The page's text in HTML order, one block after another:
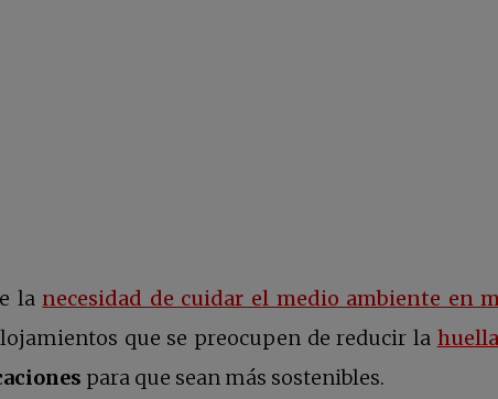
la necesidad de cuidar el medio ambiente en
que se preocupen de reducir la
para que sean más sostenibles.